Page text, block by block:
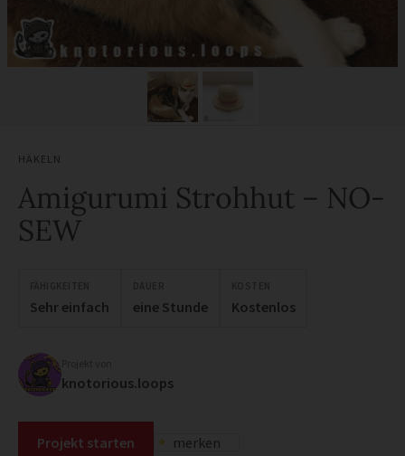
HÄKELN
Amigurumi Strohhut – NO-
SEW
Sehr einfach eine Stunde Kostenlos
knotorious.loops
Projekt starten merken